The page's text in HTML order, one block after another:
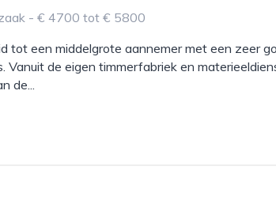
- € 4700 tot € 5800
tot een middelgrote aannemer met een zeer
de eigen timmerfabriek en
de...